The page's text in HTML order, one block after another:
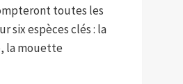
toutes les
six espèces clés : la
la mouette